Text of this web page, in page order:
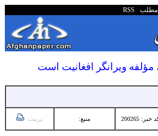
مطلب RSS
ویرانگر افغانیت است
خبر: 200265 منبع: پرینت